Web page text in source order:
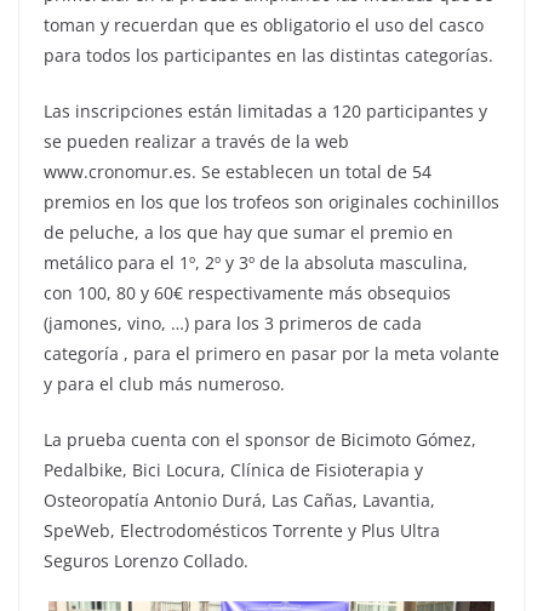
toman y recuerdan que es obligatorio el uso del casco
para todos los participantes en las distintas categorías.
Las inscripciones están limitadas a 120 participantes y
se pueden realizar a través de la web
www.cronomur.es. Se establecen un total de 54
premios en los que los trofeos son originales cochinillos
de peluche, a los que hay que sumar el premio en
metálico para el 1º, 2º y 3º de la absoluta masculina,
con 100, 80 y 60€ respectivamente más obsequios
(jamones, vino, …) para los 3 primeros de cada
categoría , para el primero en pasar por la meta volante
y para el club más numeroso.
La prueba cuenta con el sponsor de Bicimoto Gómez,
Pedalbike, Bici Locura, Clínica de Fisioterapia y
Osteoropatía Antonio Durá, Las Cañas, Lavantia,
SpeWeb, Electrodomésticos Torrente y Plus Ultra
Seguros Lorenzo Collado.